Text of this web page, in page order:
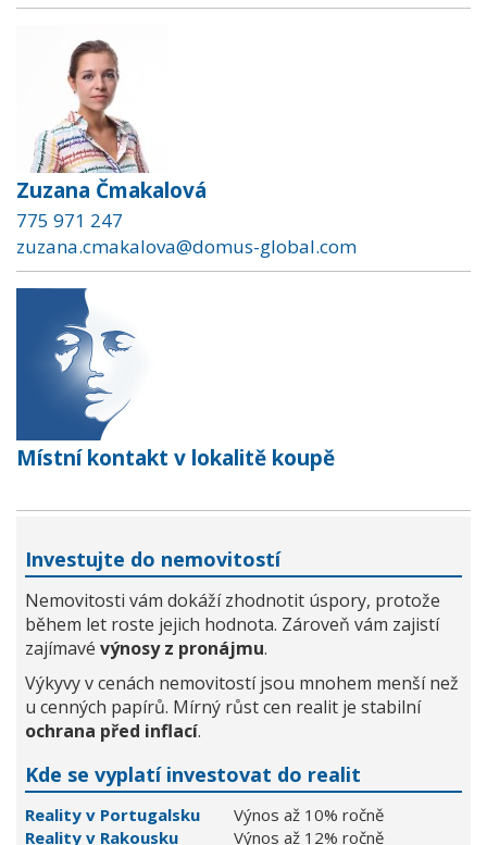
Zuzana Čmakalová
775 971 247
zuzana.cmakalova@domus-global.com
Místní kontakt v lokalitě koupě
Investujte do nemovitostí
Nemovitosti vám dokáží zhodnotit úspory, protože
během let roste jejich hodnota. Zároveň vám zajistí
zajímavé výnosy z pronájmu.
Výkyvy v cenách nemovitostí jsou mnohem menší než
u cenných papírů. Mírný růst cen realit je stabilní
ochrana před inflací.
Kde se vyplatí investovat do realit
Reality v Portugalsku
Výnos až 10% ročně
Reality v Rakousku
Výnos až 12% ročně